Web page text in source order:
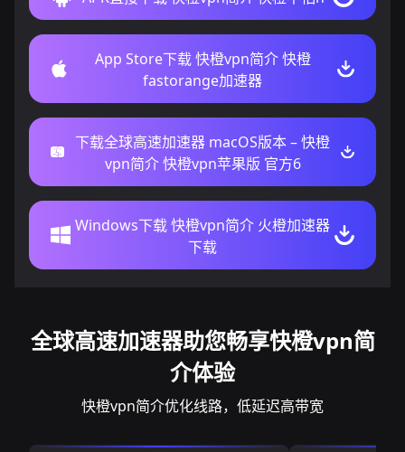
App Store下载 快橙vpn简介 快橙
fastorange加速器
下载全球高速加速器 macOS版本 – 快橙
vpn简介 快橙vpn苹果版 官方6
Windows下载 快橙vpn简介 火橙加速器
下载
全球高速加速器助您畅享快橙vpn简
介体验
快橙vpn简介优化线路，低延迟高带宽